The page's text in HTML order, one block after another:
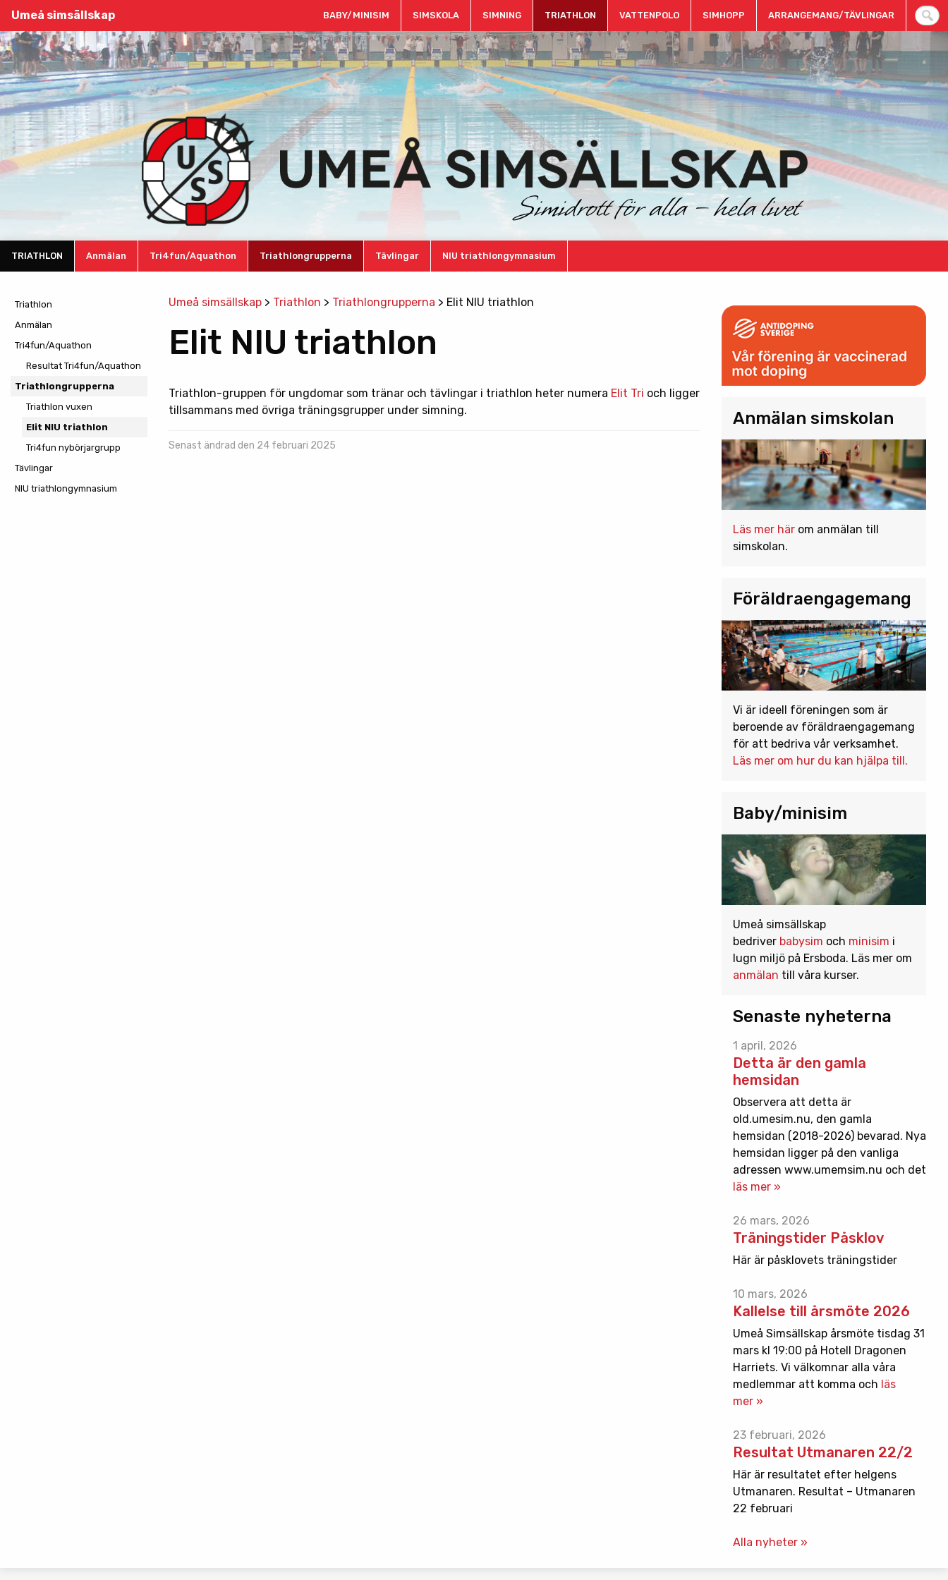
Umeå simsällskap BABY/MINISIM SIMSKOLA SIMNING TRIATHLON VATTENPOLO SIMHOPP ARRANGEMANG/TÄVLINGAR
TRIATHLON Anmälan Tri4fun/Aquathon Triathlongrupperna Tävlingar NIU triathlongymnasium
Umeå simsällskap > Triathlon > Triathlongrupperna > Elit NIU triathlon
Elit NIU triathlon
Triathlon-gruppen för ungdomar som tränar och tävlingar i triathlon heter numera Elit Tri och ligger
tillsammans med övriga träningsgrupper under simning.
Senast ändrad den 24 februari 2025
Triathlon
Anmälan
Tri4fun/Aquathon
Resultat Tri4fun/Aquathon
Triathlongrupperna
Triathlon vuxen
Elit NIU triathlon
Tri4fun nybörjargrupp
Tävlingar
NIU triathlongymnasium
Anmälan simskolan
Läs mer härom anmälan till
simskolan.
Föräldraengagemang
Vi är ideell föreningen som är
beroende av föräldraengagemang
för att bedriva vår verksamhet.
Läs mer om hur du kan hjälpa till.
Baby/minisim
Umeå simsällskap
bedriver babysim och minisim i
lugn miljö på Ersboda. Läs mer om
anmälan till våra kurser.
Senaste nyheterna
1 april, 2026
Detta är den gamla
hemsidan
Observera att detta är
old.umesim.nu, den gamla
hemsidan (2018-2026) bevarad. Nya
hemsidan ligger på den vanliga
adressen www.umemsim.nu och det
läs mer »
26 mars, 2026
Träningstider Påsklov
Här är påsklovets träningstider
10 mars, 2026
Kallelse till årsmöte 2026
Umeå Simsällskap årsmöte tisdag 31
mars kl 19:00 på Hotell Dragonen
Harriets. Vi välkomnar alla våra
medlemmar att komma och läs
mer »
23 februari, 2026
Resultat Utmanaren 22/2
Här är resultatet efter helgens
Utmanaren. Resultat – Utmanaren
22 februari
Alla nyheter »